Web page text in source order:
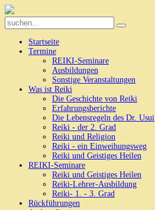
Startseite
Termine
REIKI-Seminare
Ausbildungen
Sonstige Veranstaltungen
Was ist Reiki
Die Geschichte von Reiki
Erfahrungsberichte
Die Lebensregeln des Dr. Usui
Reiki - der 2. Grad
Reiki und Religion
Reiki - ein Einweihungsweg
Reiki und Geistiges Heilen
REIKI-Seminare
Reiki und Geistiges Heilen
Reiki-Lehrer-Ausbildung
Reiki- 1. - 3. Grad
Rückführungen